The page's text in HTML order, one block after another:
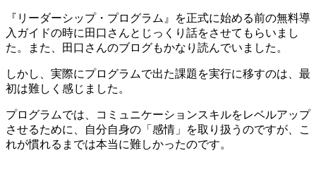
『リーダーシップ・プログラム』を正式に始める前の無料導
入ガイドの時に田口さんとじっくり話をさせてもらいまし
た。また、田口さんのブログもかなり読んでいました。
しかし、実際にプログラムで出た課題を実行に移すのは、最
初は難しく感じました。
プログラムでは、コミュニケーションスキルをレベルアップ
させるために、自分自身の「感情」を取り扱うのですが、こ
れが慣れるまでは本当に難しかったのです。